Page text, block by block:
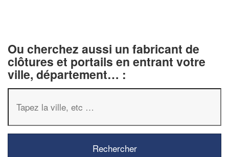
Ou cherchez aussi un fabricant de
clôtures et portails en entrant votre
ville, département… :